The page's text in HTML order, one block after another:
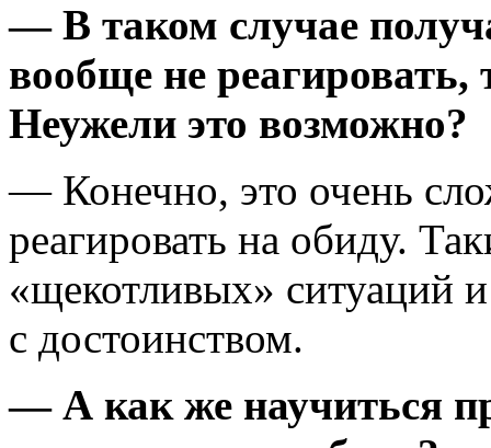
— В таком случае
вообще не реагировать,
Неужели это возможно?
— Конечно, это очень
реагировать на обиду.
«щекотливых» ситуаций
с достоинством.
— А как же научиться